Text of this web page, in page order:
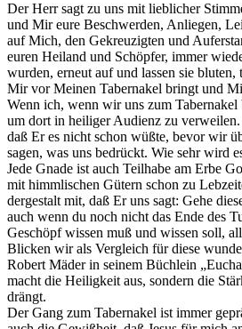
Der Herr sagt zu uns mit lieblicher
und Mir eure Beschwerden, Anliegen,
auf Mich, den Gekreuzigten und
euren Heiland und Schöpfer, immer
wurden, erneut auf und lassen sie
Mir vor Meinen Tabernakel bringt und
Wenn ich, wenn wir uns zum Tabernakel
um dort in heiliger Audienz zu
daß Er es nicht schon wüßte, bevor wir
sagen, was uns bedrückt. Wie sehr wird
Jede Gnade ist auch Teilhabe am Erbe
mit himmlischen Gütern schon zu
dergestalt mit, daß Er uns sagt: Gehe
auch wenn du noch nicht das Ende des
Geschöpf wissen muß und wissen soll,
Blicken wir als Vergleich für diese
Robert Mäder in seinem Büchlein
macht die Heiligkeit aus, sondern die
drängt.
Der Gang zum Tabernakel ist immer